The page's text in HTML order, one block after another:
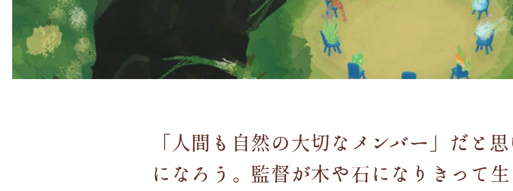
「人間も自然の大切なメンバー」だと
になろう。監督が木や石になりきって